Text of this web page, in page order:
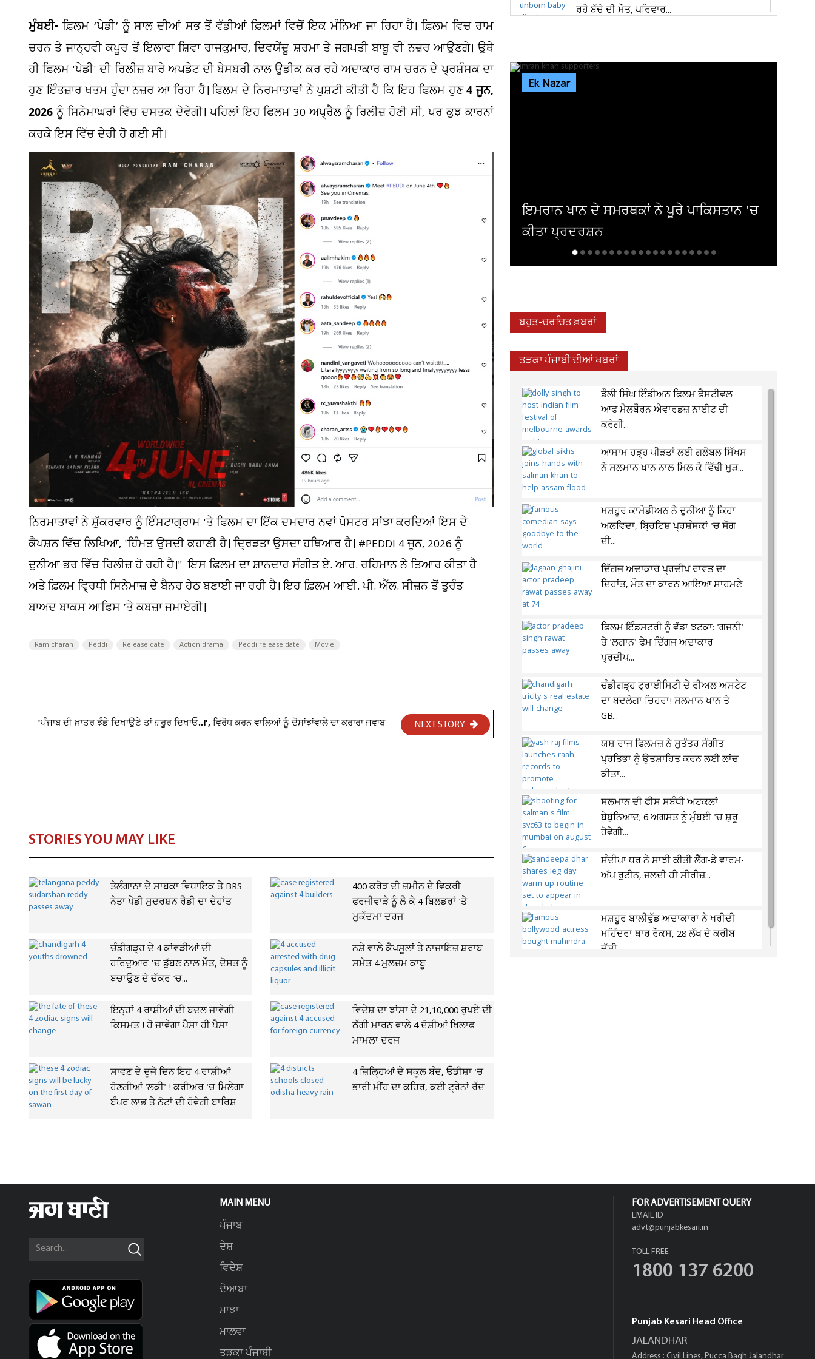
ਮੁੰਬਈ-ਫ਼ਿਲਮ ‘ਪੇਡੀ’ ਨੂੰ ਸਾਲ ਦੀਆਂ ਸਭ ਤੋਂ ਵੱਡੀਆਂ ਫ਼ਿਲਮਾਂ ਵਿਚੋਂ ਇਕ ਮੰਨਿਆ ਜਾ ਰਿਹਾ ਹੈ। ਫ਼ਿਲਮ ਵਿਚ ਰਾਮ
ਚਰਨ ਤੇ ਜਾਨ੍ਹਵੀ ਕਪੂਰ ਤੋਂ ਇਲਾਵਾ ਸ਼ਿਵਾ ਰਾਜਕੁਮਾਰ, ਦਿਵਯੇਂਦੂ ਸ਼ਰਮਾ ਤੇ ਜਗਪਤੀ ਬਾਬੂ ਵੀ ਨਜ਼ਰ ਆਉਣਗੇ। ਉਥੇ
ਹੀ ਫਿਲਮ 'ਪੇਡੀ' ਦੀ ਰਿਲੀਜ਼ ਬਾਰੇ ਅਪਡੇਟ ਦੀ ਬੇਸਬਰੀ ਨਾਲ ਉਡੀਕ ਕਰ ਰਹੇ ਅਦਾਕਾਰ ਰਾਮ ਚਰਨ ਦੇ ਪ੍ਰਸ਼ੰਸਕ ਦਾ
ਹੁਣ ਇੰਤਜ਼ਾਰ ਖਤਮ ਹੁੰਦਾ ਨਜ਼ਰ ਆ ਰਿਹਾ ਹੈ। ਫਿਲਮ ਦੇ ਨਿਰਮਾਤਾਵਾਂ ਨੇ ਪੁਸ਼ਟੀ ਕੀਤੀ ਹੈ ਕਿ ਇਹ ਫਿਲਮ ਹੁਣ4 ਜੂਨ,
2026ਨੂੰ ਸਿਨੇਮਾਘਰਾਂ ਵਿੱਚ ਦਸਤਕ ਦੇਵੇਗੀ। ਪਹਿਲਾਂ ਇਹ ਫਿਲਮ 30 ਅਪ੍ਰੈਲ ਨੂੰ ਰਿਲੀਜ਼ ਹੋਣੀ ਸੀ, ਪਰ ਕੁਝ ਕਾਰਨਾਂ
ਕਰਕੇ ਇਸ ਵਿੱਚ ਦੇਰੀ ਹੋ ਗਈ ਸੀ।
ਨਿਰਮਾਤਾਵਾਂ ਨੇ ਸ਼ੁੱਕਰਵਾਰ ਨੂੰ ਇੰਸਟਾਗ੍ਰਾਮ 'ਤੇ ਫਿਲਮ ਦਾ ਇੱਕ ਦਮਦਾਰ ਨਵਾਂ ਪੋਸਟਰ ਸਾਂਝਾ ਕਰਦਿਆਂ ਇਸ ਦੇ
ਕੈਪਸ਼ਨ ਵਿੱਚ ਲਿਖਿਆ, 'ਹਿੰਮਤ ਉਸਦੀ ਕਹਾਣੀ ਹੈ। ਦ੍ਰਿੜਤਾ ਉਸਦਾ ਹਥਿਆਰ ਹੈ। #PEDDI 4 ਜੂਨ, 2026 ਨੂੰ
ਦੁਨੀਆ ਭਰ ਵਿੱਚ ਰਿਲੀਜ਼ ਹੋ ਰਹੀ ਹੈ।" ਇਸ ਫ਼ਿਲਮ ਦਾ ਸ਼ਾਨਦਾਰ ਸੰਗੀਤ ਏ. ਆਰ. ਰਹਿਮਾਨ ਨੇ ਤਿਆਰ ਕੀਤਾ ਹੈ
ਅਤੇ ਫ਼ਿਲਮ ਵ੍ਰਿਧੀ ਸਿਨੇਮਾਜ਼ ਦੇ ਬੈਨਰ ਹੇਠ ਬਣਾਈ ਜਾ ਰਹੀ ਹੈ। ਇਹ ਫ਼ਿਲਮ ਆਈ. ਪੀ. ਐੱਲ. ਸੀਜ਼ਨ ਤੋਂ ਤੁਰੰਤ
ਬਾਅਦ ਬਾਕਸ ਆਫਿਸ ’ਤੇ ਕਬਜ਼ਾ ਜਮਾਏਗੀ।
Ram charan Peddi Release date Action drama Peddi release date Movie
'ਪੰਜਾਬ ਦੀ ਖ਼ਾਤਰ ਝੰਡੇ ਦਿਖਾਉਣੇ ਤਾਂ ਜ਼ਰੂਰ ਦਿਖਾਓ..!', ਵਿਰੋਧ ਕਰਨ ਵਾਲਿਆਂ ਨੂੰ ਦੋਸਾਂਝਾਂਵਾਲੇ ਦਾ ਕਰਾਰਾ ਜਵਾਬ NEXT STORY
STORIES YOU MAY LIKE
ਤੇਲੰਗਾਨਾ ਦੇ ਸਾਬਕਾ ਵਿਧਾਇਕ ਤੇ BRS
ਨੇਤਾ ਪੇਡੀ ਸੁਦਰਸ਼ਨ ਰੈਡੀ ਦਾ ਦੇਹਾਂਤ
400 ਕਰੋੜ ਦੀ ਜ਼ਮੀਨ ਦੇ ਵਿਕਰੀ
ਫਰਜੀਵਾੜੇ ਨੂੰ ਲੈ ਕੇ 4 ਬਿਲਡਰਾਂ 'ਤੇ
ਮੁਕੱਦਮਾ ਦਰਜ
ਚੰਡੀਗੜ੍ਹ ਦੇ 4 ਕਾਂਵੜੀਆਂ ਦੀ
ਹਰਿਦੁਆਰ ’ਚ ਡੁੱਬਣ ਨਾਲ ਮੌਤ, ਦੋਸਤ ਨੂੰ
ਬਚਾਉਣ ਦੇ ਚੱਕਰ 'ਚ...
ਨਸ਼ੇ ਵਾਲੇ ਕੈਪਸੂਲਾਂ ਤੇ ਨਾਜਾਇਜ਼ ਸ਼ਰਾਬ
ਸਮੇਤ 4 ਮੁਲਜ਼ਮ ਕਾਬੂ
ਇਨ੍ਹਾਂ 4 ਰਾਸ਼ੀਆਂ ਦੀ ਬਦਲ ਜਾਵੇਗੀ
ਕਿਸਮਤ ! ਹੋ ਜਾਵੇਗਾ ਪੈਸਾ ਹੀ ਪੈਸਾ
ਵਿਦੇਸ਼ ਦਾ ਝਾਂਸਾ ਦੇ 21,10,000 ਰੁਪਏ ਦੀ
ਠੱਗੀ ਮਾਰਨ ਵਾਲੇ 4 ਦੋਸ਼ੀਆਂ ਖਿਲਾਫ
ਮਾਮਲਾ ਦਰਜ
ਸਾਵਣ ਦੇ ਦੂਜੇ ਦਿਨ ਇਹ 4 ਰਾਸ਼ੀਆਂ
ਹੋਣਗੀਆਂ 'ਲਕੀ' ! ਕਰੀਅਰ 'ਚ ਮਿਲੇਗਾ
ਬੰਪਰ ਲਾਭ ਤੇ ਨੋਟਾਂ ਦੀ ਹੋਵੇਗੀ ਬਾਰਿਸ਼
4 ਜ਼ਿਲ੍ਹਿਆਂ ਦੇ ਸਕੂਲ ਬੰਦ, ਓਡੀਸ਼ਾ 'ਚ
ਭਾਰੀ ਮੀਂਹ ਦਾ ਕਹਿਰ, ਕਈ ਟ੍ਰੇਨਾਂ ਰੱਦ
ਰਹੇ ਬੱਚੇ ਦੀ ਮੌਤ, ਪਰਿਵਾਰ...
Ek Nazar
ਇੰਡਸਟਰੀ ਨੂੰ 100 ਤੋਂ ਵੱਧ ਹਿੱਟ ਫਿਲਮਾਂ ਦੇ ਚੁੱਕੇ
ਅਦਾਕਾਰ ਦਾ ਹੋਇਆ ਬੁਰਾ ਹਾਲ...
ਬਹੁਤ-ਚਰਚਿਤ ਖ਼ਬਰਾਂ
ਤੜਕਾ ਪੰਜਾਬੀ ਦੀਆਂ ਖਬਰਾਂ
ਡੌਲੀ ਸਿੰਘ ਇੰਡੀਅਨ ਫਿਲਮ ਫੈਸਟੀਵਲ
ਆਫ ਮੈਲਬੌਰਨ ਐਵਾਰਡਜ਼ ਨਾਈਟ ਦੀ
ਕਰੇਗੀ...
ਆਸਾਮ ਹੜ੍ਹ ਪੀੜਤਾਂ ਲਈ ਗਲੋਬਲ ਸਿੱਖਸ
ਨੇ ਸਲਮਾਨ ਖਾਨ ਨਾਲ ਮਿਲ ਕੇ ਵਿੱਢੀ ਮੁੜ...
ਮਸ਼ਹੂਰ ਕਾਮੇਡੀਅਨ ਨੇ ਦੁਨੀਆ ਨੂੰ ਕਿਹਾ
ਅਲਵਿਦਾ, ਬ੍ਰਿਟਿਸ਼ ਪ੍ਰਸ਼ੰਸਕਾਂ 'ਚ ਸੋਗ
ਦੀ...
ਦਿੱਗਜ ਅਦਾਕਾਰ ਪ੍ਰਦੀਪ ਰਾਵਤ ਦਾ
ਦਿਹਾਂਤ, ਮੌਤ ਦਾ ਕਾਰਨ ਆਇਆ ਸਾਹਮਣੇ
ਫਿਲਮ ਇੰਡਸਟਰੀ ਨੂੰ ਵੱਡਾ ਝਟਕਾ: 'ਗਜਨੀ'
ਤੇ 'ਲਗਾਨ' ਫੇਮ ਦਿੱਗਜ ਅਦਾਕਾਰ
ਪ੍ਰਦੀਪ...
ਚੰਡੀਗੜ੍ਹ ਟ੍ਰਾਈਸਿਟੀ ਦੇ ਰੀਅਲ ਅਸਟੇਟ
ਦਾ ਬਦਲੇਗਾ ਚਿਹਰਾ! ਸਲਮਾਨ ਖਾਨ ਤੇ
GB...
ਯਸ਼ ਰਾਜ ਫਿਲਮਜ਼ ਨੇ ਸੁਤੰਤਰ ਸੰਗੀਤ
ਪ੍ਰਤਿਭਾ ਨੂੰ ਉਤਸ਼ਾਹਿਤ ਕਰਨ ਲਈ ਲਾਂਚ
ਕੀਤਾ...
ਸਲਮਾਨ ਦੀ ਫੀਸ ਸਬੰਧੀ ਅਟਕਲਾਂ
ਬੇਬੁਨਿਆਦ; 6 ਅਗਸਤ ਨੂੰ ਮੁੰਬਈ 'ਚ ਸ਼ੁਰੂ
ਹੋਵੇਗੀ...
ਸੰਦੀਪਾ ਧਰ ਨੇ ਸਾਝੀ ਕੀਤੀ ਲੈੱਗ-ਡੇ ਵਾਰਮ-
ਅੱਪ ਰੁਟੀਨ, ਜਲਦੀ ਹੀ ਸੀਰੀਜ਼...
ਮਸ਼ਹੂਰ ਬਾਲੀਵੁੱਡ ਅਦਾਕਾਰਾ ਨੇ ਖਰੀਦੀ
ਮਹਿੰਦਰਾ ਥਾਰ ਰੌਕਸ, 28 ਲੱਖ ਦੇ ਕਰੀਬ
ਦੱਸੀ...
MAIN MENU
ਪੰਜਾਬ
ਦੇਸ਼
ਵਿਦੇਸ਼
ਦੋਆਬਾ
ਮਾਝਾ
ਮਾਲਵਾ
ਤੜਕਾ ਪੰਜਾਬੀ
FOR ADVERTISEMENT QUERY
EMAIL ID
advt@punjabkesari.in
TOLL FREE
1800 137 6200
Punjab Kesari Head Office
JALANDHAR
Address : Civil Lines, Pucca Bagh Jalandhar